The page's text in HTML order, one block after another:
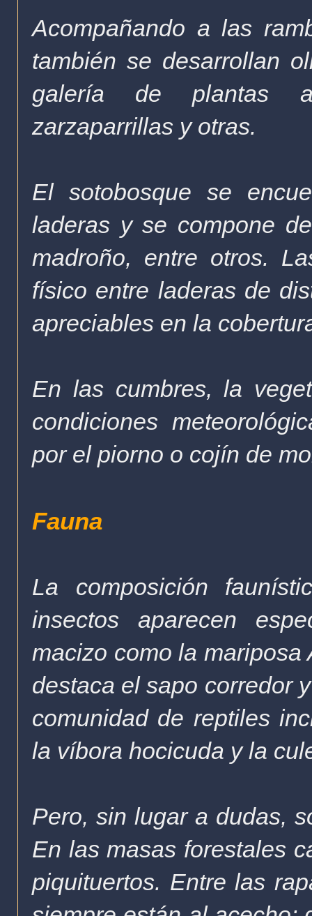
Acompañando a las
también se desarrollan
galería de plantas
zarzaparrillas y otras.
El sotobosque se
laderas y se compone
madroño, entre otros.
físico entre laderas de
apreciables en la
En las cumbres, la
condiciones
por el piorno o cojín de
Fauna
La composición
insectos aparecen
macizo como la
destaca el sapo corredor
comunidad de reptiles
la víbora hocicuda y la
Pero, sin lugar a dudas,
En las masas forestales
piquituertos. Entre las